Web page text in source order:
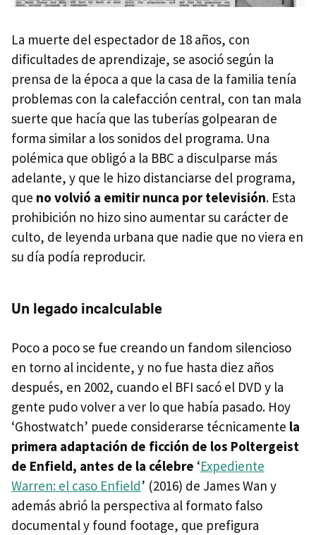
La muerte del espectador de 18 años, con
dificultades de aprendizaje, se asoció según la
prensa de la época a que la casa de la familia tenía
problemas con la calefacción central, con tan mala
suerte que hacía que las tuberías golpearan de
forma similar a los sonidos del programa. Una
polémica que obligó a la BBC a disculparse más
adelante, y que le hizo distanciarse del programa,
que no volvió a emitir nunca por televisión. Esta
prohibición no hizo sino aumentar su carácter de
culto, de leyenda urbana que nadie que no viera en
su día podía reproducir.
Un legado incalculable
Poco a poco se fue creando un fandom silencioso
en torno al incidente, y no fue hasta diez años
después, en 2002, cuando el BFI sacó el DVD y la
gente pudo volver a ver lo que había pasado. Hoy
‘Ghostwatch’ puede considerarse técnicamente la
primera adaptación de ficción de los Poltergeist
de Enfield, antes de la célebre ‘Expediente
Warren: el caso Enfield’ (2016) de James Wan y
además abrió la perspectiva al formato falso
documental y found footage, que prefigura